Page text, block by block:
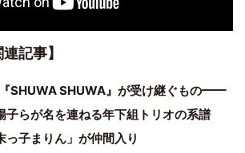
記事】
SHUWA SHUWA』が受け継ぐもの━━
子らが名を連ねる年下組トリオの系譜
っ子まりん」が仲間入り